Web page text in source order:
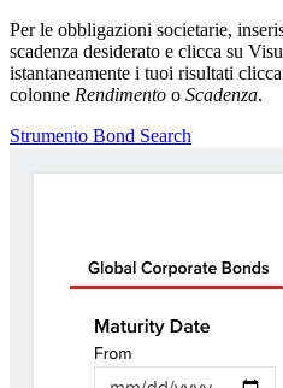
Per le obbligazioni societarie,
scadenza desiderato e clicca su
istantaneamente i tuoi risultati
colonne Rendimento o Scadenza.
Strumento Bond Search